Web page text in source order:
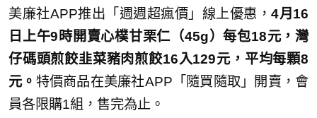
美廉社APP推出「週週超瘋價」線上優惠， 4月16
日上午9時開賣心樸甘栗仁（45g）每包18元，灣
仔碼頭煎餃韭菜豬肉煎餃16入129元，平均每顆8
元。 特價商品在美廉社APP「隨買隨取」開賣，會
員各限購1組，售完為止。